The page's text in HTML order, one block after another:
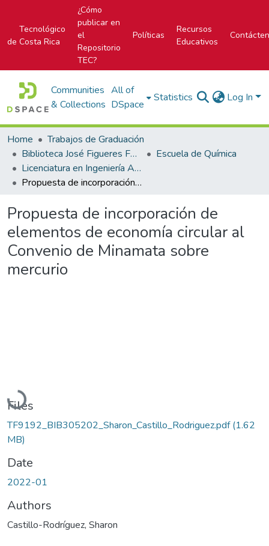
Tecnológico
de Costa Rica
¿Cómo
publicar en
el
Repositorio
TEC?
Políticas
Recursos
Educativos
Communities
& Collections
All of
DSpace
Statistics Log In
Home
Trabajos de Graduación
Biblioteca José Figueres Ferrer
Escuela de Química
Licenciatura en Ingeniería Ambiental
Propuesta de incorporación de elementos de economía circular al Convenio de Minamata sobre mercurio
Propuesta de incorporación de
elementos de economía circular al
Convenio de Minamata sobre
mercurio
Loading...
Files
TF9192_BIB305202_Sharon_Castillo_Rodriguez.pdf(1.62
MB)
Date
2022-01
Authors
Castillo-Rodríguez, Sharon